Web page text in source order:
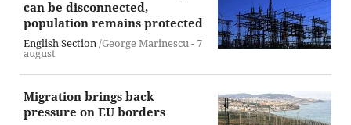
can be disconnected,
population remains protected
English Section/George Marinescu -7
august
Migration brings back
pressure on EU borders